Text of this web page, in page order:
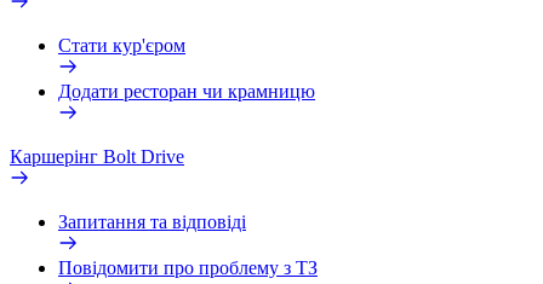
Стати кур'єром
Додати ресторан чи крамницю
Каршерінг Bolt Drive
Запитання та відповіді
Повідомити про проблему з ТЗ